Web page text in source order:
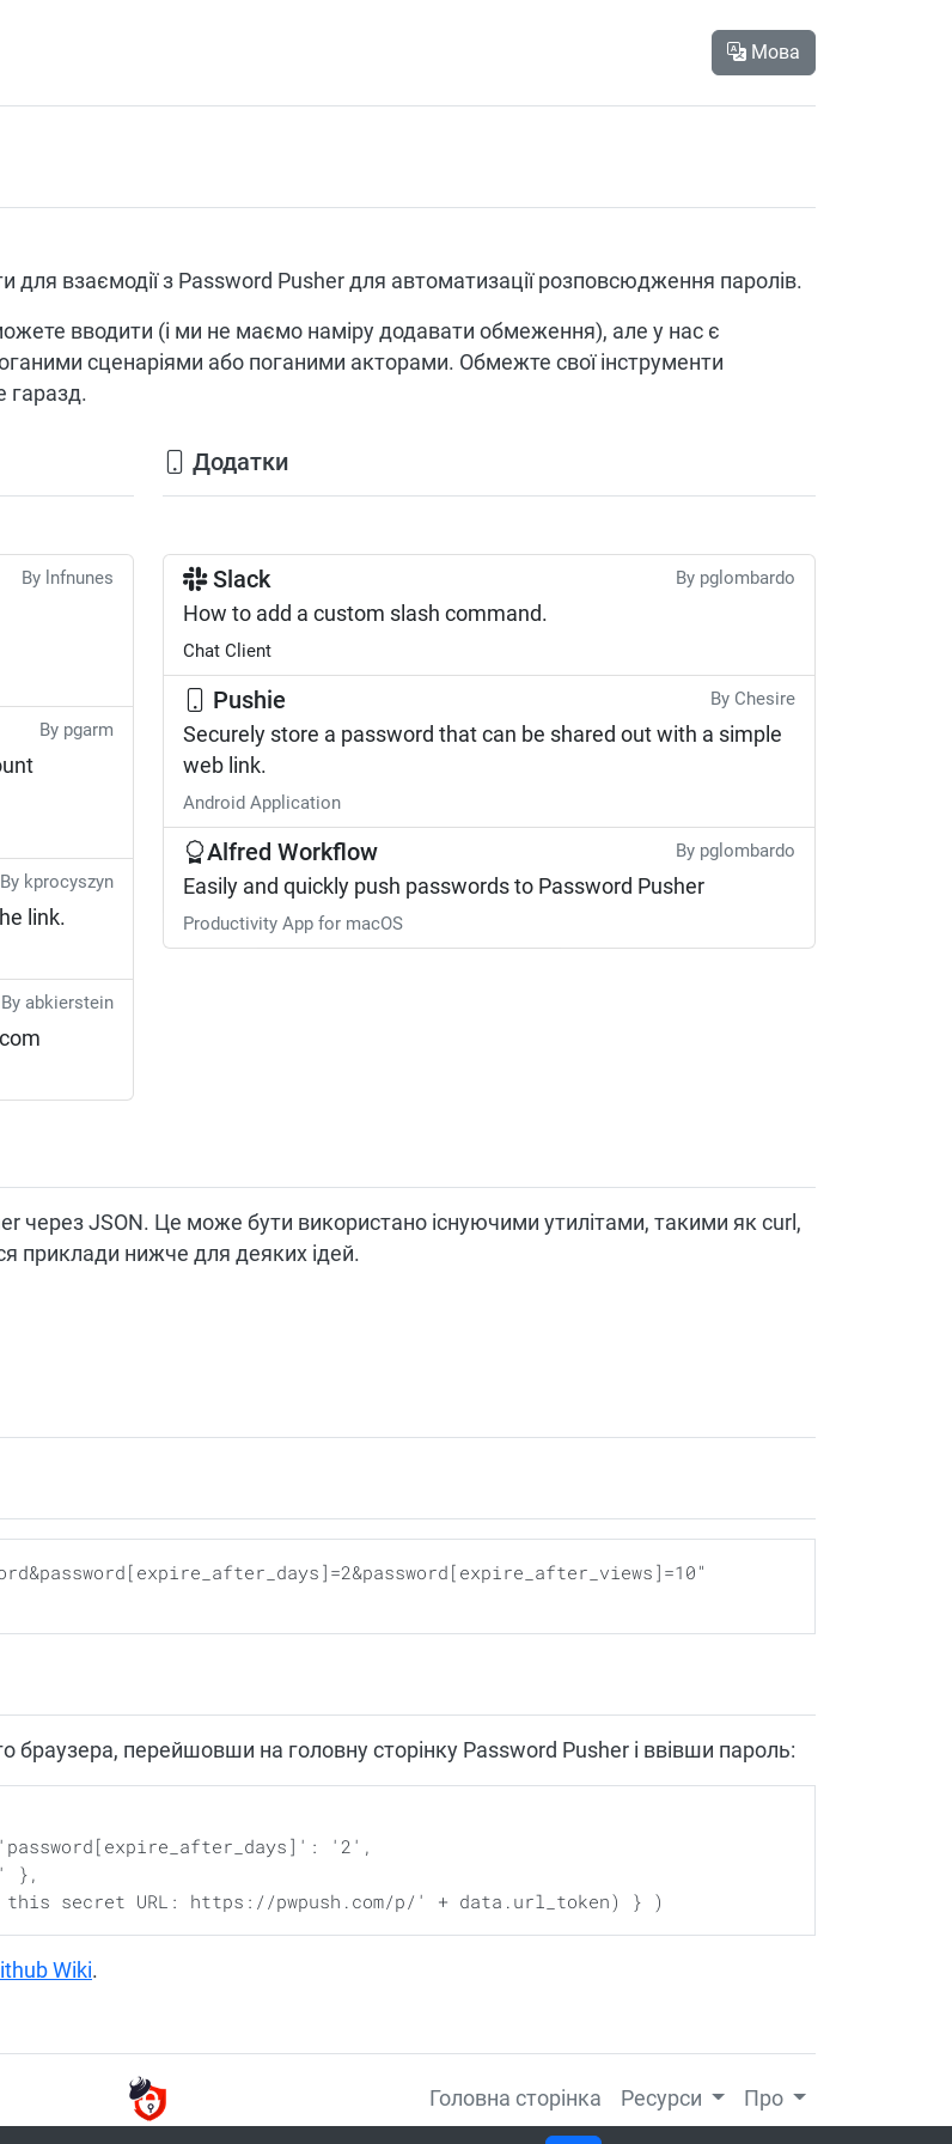
Мова
для взаємодії з Password Pusher для автоматизації розповсюдження паролів.
вводити (і ми не маємо наміру додавати обмеження), але у нас є
сценаріями або поганими акторами. Обмежте свої інструменти
гаразд.
By lnfnunes
By pgarm
By kprocyszyn
link.
By abkierstein
Додатки
Slack By pglombardo
How to add a custom slash command.
Chat Client
Pushie By Chesire
Securely store a password that can be shared out with a simple
web link.
Android Application
Alfred Workflow By pglombardo
Easily and quickly push passwords to Password Pusher
Productivity App for macOS
через JSON. Це може бути використано існуючими утилітами, такими як curl,
приклади нижче для деяких ідей.
браузера, перейшовши на головну сторінку Password Pusher і ввівши пароль:
Wiki.
Головна сторінка Ресурси Про